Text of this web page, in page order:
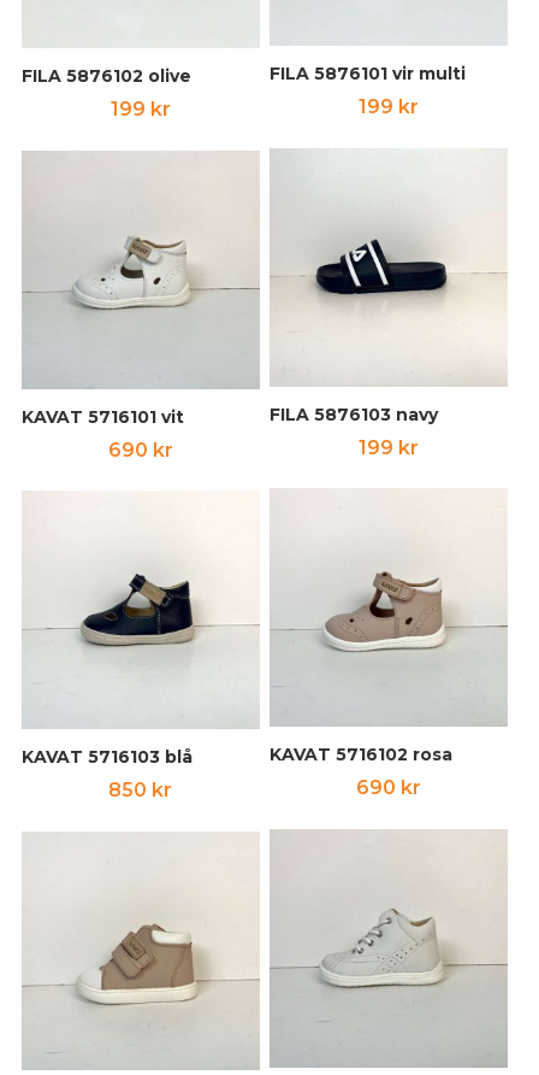
FILA 5876101 vir multi
199 kr
FILA 5876102 olive
199 kr
FILA 5876103 navy
199 kr
KAVAT 5716101 vit
690 kr
KAVAT 5716102 rosa
690 kr
KAVAT 5716103 blå
850 kr